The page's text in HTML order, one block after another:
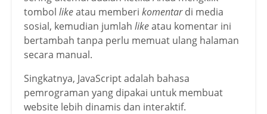
tombol likeatau memberi komentardi media
sosial, kemudian jumlah likeatau komentar ini
bertambah tanpa perlu memuat ulang halaman
secara manual.
Singkatnya, JavaScript adalah bahasa
pemrograman yang dipakai untuk membuat
website lebih dinamis dan interaktif.